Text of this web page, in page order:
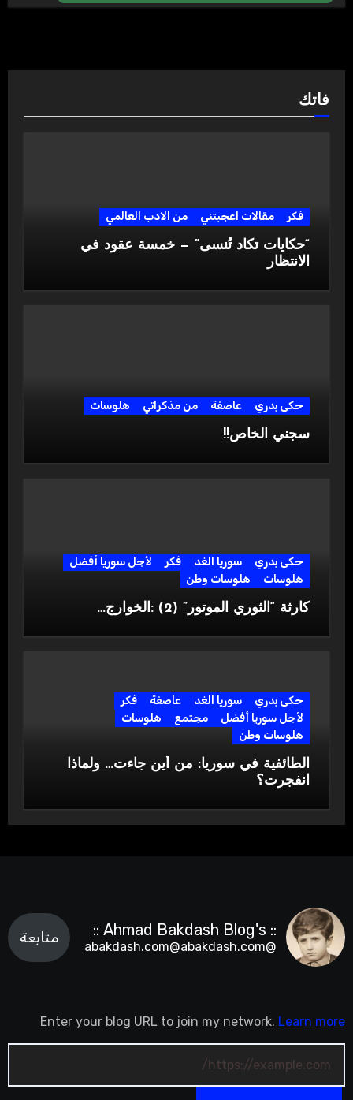
فاتك
فكر مقالات اعجبتني من الادب العالمي
“حكايات تكاد تُنسى” — خمسة عقود في
الانتظار
حكى بدري عاصفة من مذكراتي هلوسات
سجني الخاص!!
حكى بدري سوريا الغد فكر
لأجل سوريا أفضل
هلوسات
هلوسات وطن
كارثة “الثوري الموتور” (2) :الخوارج…
حكى بدري سوريا الغد عاصفة
فكر
لأجل سوريا أفضل
مجتمع
هلوسات
هلوسات وطن
الطائفية في سوريا: من أين جاءت… ولماذا
انفجرت؟
:: Ahmad Bakdash Blog's ::
@abakdash.com@abakdash.com
متابعة
Enter your blog URL to join my network. Learn more